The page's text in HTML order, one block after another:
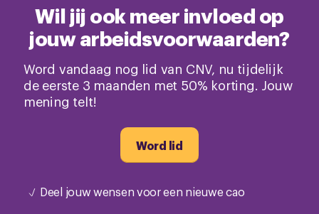
Wil jij ook meer invloed op
jouw arbeidsvoorwaarden?
Word vandaag nog lid van CNV, nu tijdelijk
de eerste 3 maanden met 50% korting. Jouw
mening telt!
Word lid
Deel jouw wensen voor een nieuwe cao